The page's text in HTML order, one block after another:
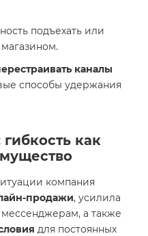
подъехать или
каналы
способы удержания
как
компания
продажи, усилила
а также
для постоянных